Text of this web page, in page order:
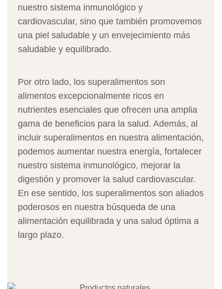
nuestro sistema inmunológico y
cardiovascular, sino que también promovemos
una piel saludable y un envejecimiento más
saludable y equilibrado.
Por otro lado, los superalimentos son
alimentos excepcionalmente ricos en
nutrientes esenciales que ofrecen una amplia
gama de beneficios para la salud. Además, al
incluir superalimentos en nuestra alimentación,
podemos aumentar nuestra energía, fortalecer
nuestro sistema inmunológico, mejorar la
digestión y promover la salud cardiovascular.
En ese sentido, los superalimentos son aliados
poderosos en nuestra búsqueda de una
alimentación equilibrada y una salud óptima a
largo plazo.